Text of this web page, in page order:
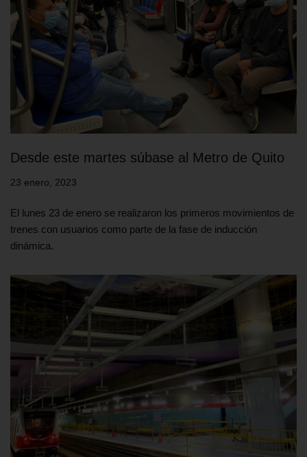
Desde este martes súbase al Metro de Quito
23 enero, 2023
El lunes 23 de enero se realizaron los primeros movimientos de
trenes con usuarios como parte de la fase de inducción
dinámica.